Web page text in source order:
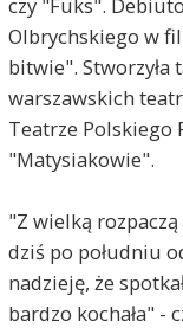
Olbrychskiego w
bitwie". Stworzyła
warszawskich
Teatrze Polskiego
"Matysiakowie".
"Z wielką
dziś po południu
nadzieję, że
bardzo kochała" -